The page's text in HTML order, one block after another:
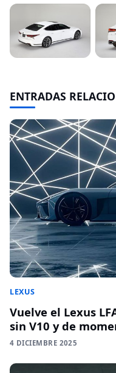
ENTRADAS
LEXUS
Vuelve el Lexus
sin V10 y de
4 DICIEMBRE 2025